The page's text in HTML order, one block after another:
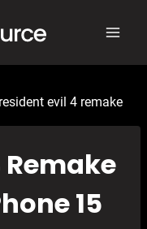
resident evil 4 remake
Remake
15